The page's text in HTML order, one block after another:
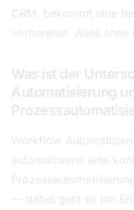
CRM, bekommt eine
vorbereitet. Alles ohne
Was ist der
Automatisierung
Workflow
automatisierst eine
— dabei geht es um